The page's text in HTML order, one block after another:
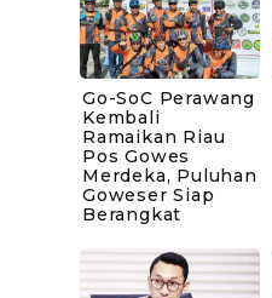
Go-SoC Perawang
Kembali
Ramaikan Riau
Pos Gowes
Merdeka, Puluhan
Goweser Siap
Berangkat